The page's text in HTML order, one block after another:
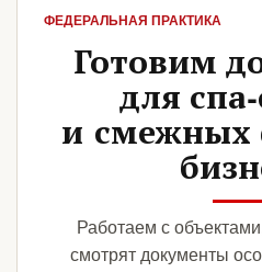
ФЕДЕРАЛЬНАЯ ПРАКТИКА
Готовим
для
и смежных
Работаем с
смотрят документы